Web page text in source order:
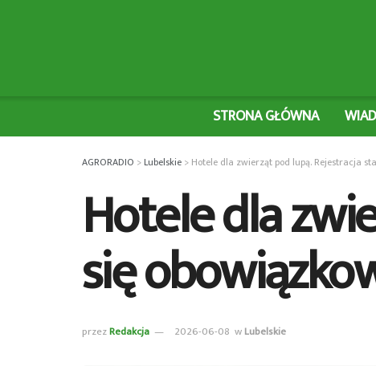
STRONA GŁÓWNA
AGRORADIO >Lubelskie > Hotele dla zwierząt pod lupą. Rejestracja
Hotele dla
się
przezRedakcja 2026-06-08 wLubelskie